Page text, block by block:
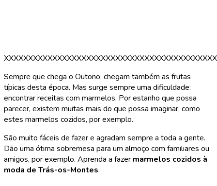
Sempre que chega o Outono, chegam também as frutas
típicas desta época. Mas surge sempre uma dificuldade:
encontrar receitas com marmelos. Por estanho que possa
parecer, existem muitas mais do que possa imaginar, como
estes marmelos cozidos, por exemplo.
São muito fáceis de fazer e agradam sempre a toda a gente.
Dão uma ótima sobremesa para um almoço com familiares ou
amigos, por exemplo. Aprenda a fazer marmelos cozidos à
moda de Trás-os-Montes.